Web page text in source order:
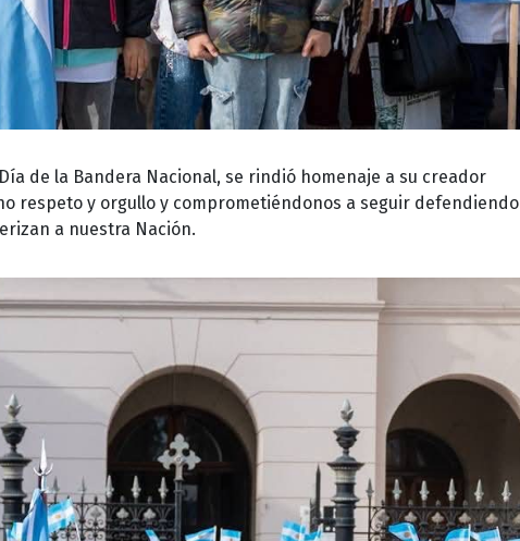
de la Bandera Nacional, se rindió homenaje a su creador
respeto y orgullo y comprometiéndonos a seguir defendiendo
a nuestra Nación.